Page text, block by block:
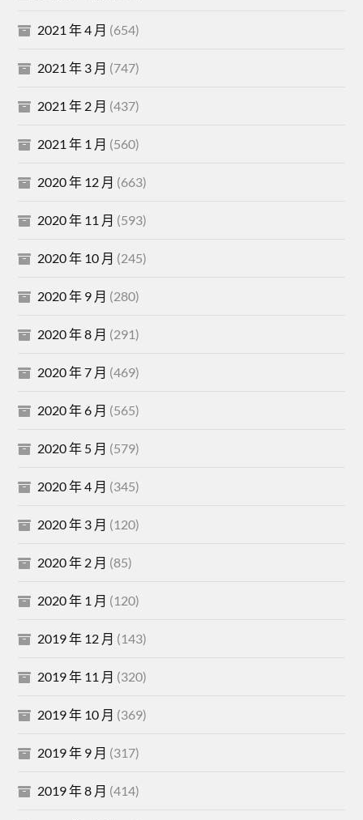
2021 年 4 月 (654)
2021 年 3 月 (747)
2021 年 2 月 (437)
2021 年 1 月 (560)
2020 年 12 月 (663)
2020 年 11 月 (593)
2020 年 10 月 (245)
2020 年 9 月 (280)
2020 年 8 月 (291)
2020 年 7 月 (469)
2020 年 6 月 (565)
2020 年 5 月 (579)
2020 年 4 月 (345)
2020 年 3 月 (120)
2020 年 2 月 (85)
2020 年 1 月 (120)
2019 年 12 月 (143)
2019 年 11 月 (320)
2019 年 10 月 (369)
2019 年 9 月 (317)
2019 年 8 月 (414)